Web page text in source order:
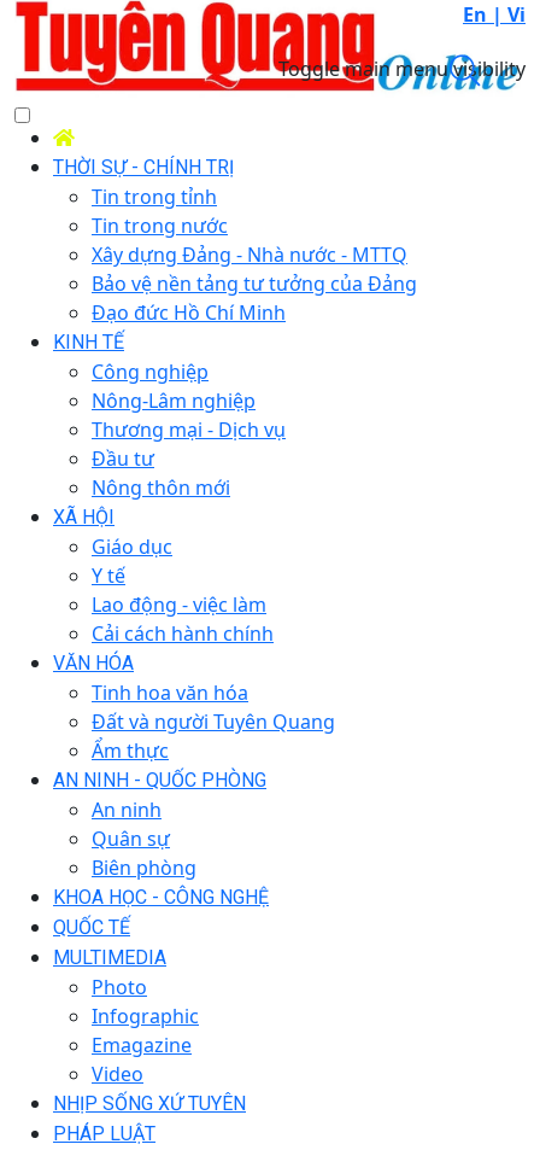
En | Vi
Toggle main menu visibility
THỜI SỰ - CHÍNH TRỊ
Tin trong tỉnh
Tin trong nước
Xây dựng Đảng - Nhà nước - MTTQ
Bảo vệ nền tảng tư tưởng của Đảng
Đạo đức Hồ Chí Minh
KINH TẾ
Công nghiệp
Nông-Lâm nghiệp
Thương mại - Dịch vụ
Đầu tư
Nông thôn mới
XÃ HỘI
Giáo dục
Y tế
Lao động - việc làm
Cải cách hành chính
VĂN HÓA
Tinh hoa văn hóa
Đất và người Tuyên Quang
Ẩm thực
AN NINH - QUỐC PHÒNG
An ninh
Quân sự
Biên phòng
KHOA HỌC - CÔNG NGHỆ
QUỐC TẾ
MULTIMEDIA
Photo
Infographic
Emagazine
Video
NHỊP SỐNG XỨ TUYÊN
PHÁP LUẬT